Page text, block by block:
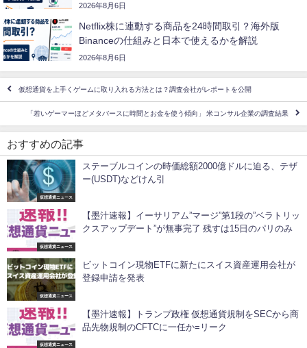
2026年8月6日
Netflix株に連動する商品を24時間取引？海外版
Binanceの仕組みと日本で使えるかを解説
2026年8月6日
仮想通貨を上手くゲームに取り入れる方法とは？調査会社がレポートを公開
「若いゲーマーほどメタバースに時間とお金を使う傾向」 米コンサル企業の調査結果
おすすめの記事
仮想通貨ニュース
ステーブルコインの時価総額2000億ドルに迫る、テザ
ー(USDT)などけん引
仮想通貨ニュース
【墨汁速報】イーサリアム”マージ”第1段の”ベラトリッ
クスアップデート”が無事完了 残すは15日のパリのみ
仮想通貨ニュース
ビットコイン現物ETFに新たにスイス資産運用会社が
登録申請を発表
仮想通貨ニュース
【墨汁速報】トランプ政権 仮想通貨規制をSECから商
品先物規制のCFTCに一任か=リーク